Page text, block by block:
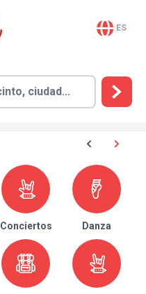
ES
Conciertos Danza